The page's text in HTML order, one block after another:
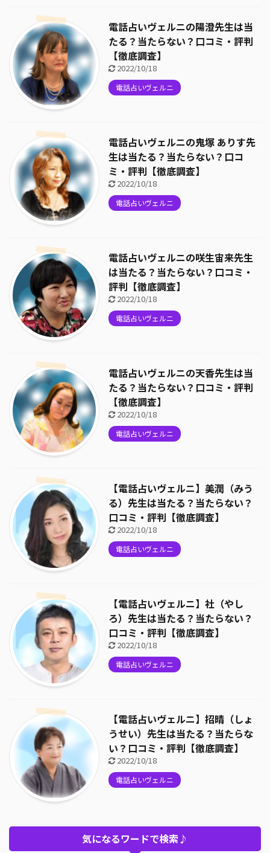
電話占いヴェルニの陽澄先生は当
たる？当たらない？口コミ・評判
【徹底調査】
2022/10/18
電話占いヴェルニ
電話占いヴェルニの鬼塚 ありす先
生は当たる？当たらない？口コ
ミ・評判【徹底調査】
2022/10/18
電話占いヴェルニ
電話占いヴェルニの咲生宙来先生
は当たる？当たらない？口コミ・
評判【徹底調査】
2022/10/18
電話占いヴェルニ
電話占いヴェルニの天香先生は当
たる？当たらない？口コミ・評判
【徹底調査】
2022/10/18
電話占いヴェルニ
【電話占いヴェルニ】美潤（みう
る）先生は当たる？当たらない？
口コミ・評判【徹底調査】
2022/10/18
電話占いヴェルニ
【電話占いヴェルニ】社（やし
ろ）先生は当たる？当たらない？
口コミ・評判【徹底調査】
2022/10/18
電話占いヴェルニ
【電話占いヴェルニ】招晴（しょ
うせい）先生は当たる？当たらな
い？口コミ・評判【徹底調査】
2022/10/18
電話占いヴェルニ
気になるワードで検索♪